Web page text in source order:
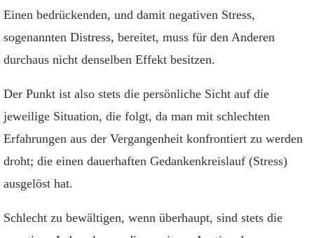
Einen bedrückenden, und damit negativen Stress,
sogenannten Distress, bereitet, muss für den Anderen
durchaus nicht denselben Effekt besitzen.
Der Punkt ist also stets die persönliche Sicht auf die
jeweilige Situation, die folgt, da man mit schlechten
Erfahrungen aus der Vergangenheit konfrontiert zu werden
droht; die einen dauerhaften Gedankenkreislauf (Stress)
ausgelöst hat.
Schlecht zu bewältigen, wenn überhaupt, sind stets die